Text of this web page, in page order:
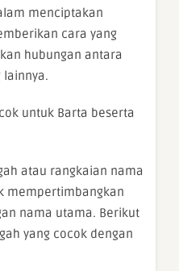
menciptakan
cara yang
hubungan antara
lainnya.
untuk Barta beserta
atau rangkaian nama
mempertimbangkan
nama utama. Berikut
yang cocok dengan